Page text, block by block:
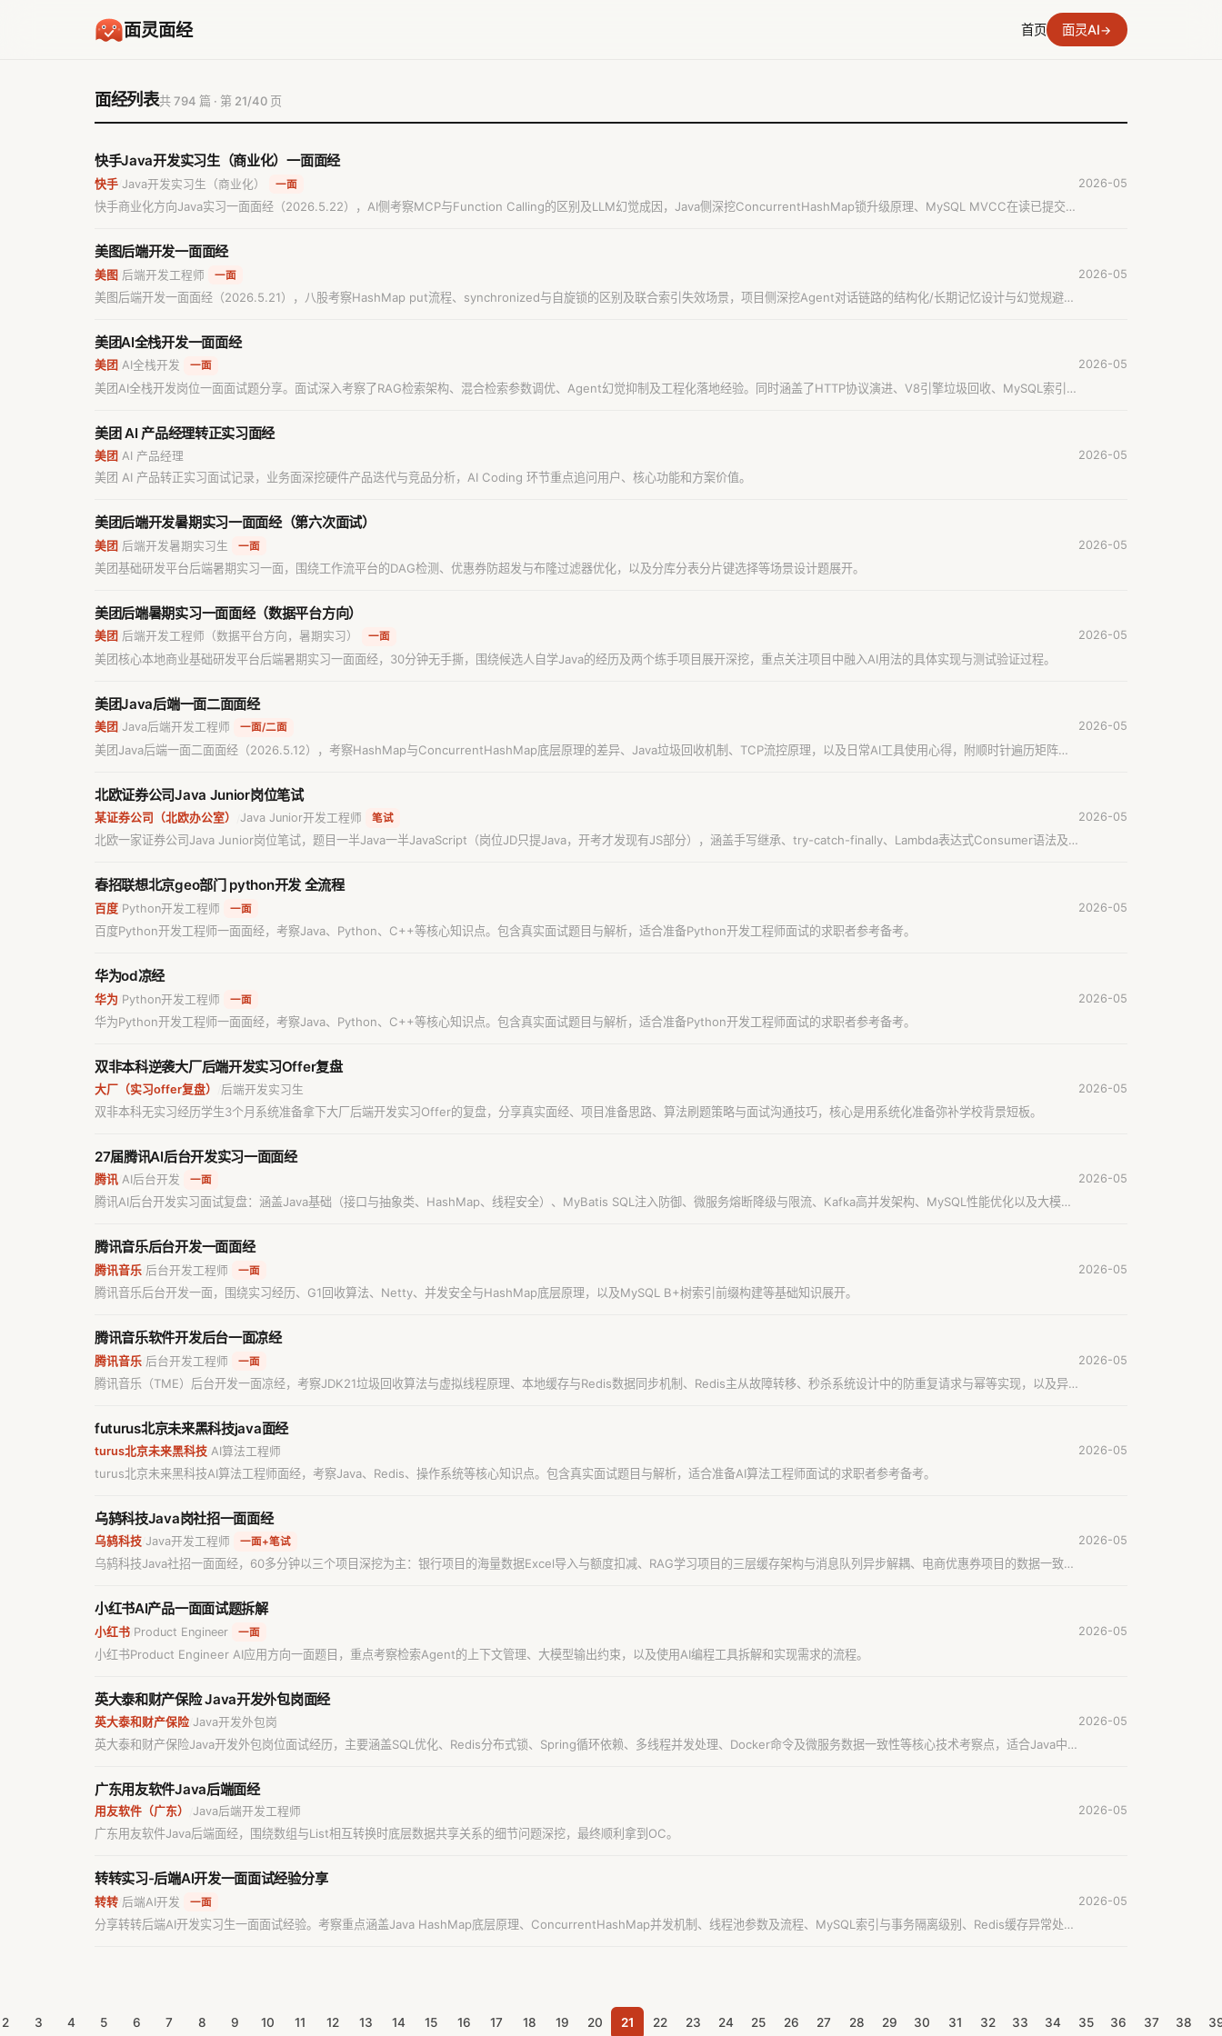
面灵面经 首页 面灵AI→
面经列表共 794 篇 · 第 21/40 页
快手Java开发实习生（商业化）一面面经
快手 Java开发实习生（商业化） 一面
快手商业化方向Java实习一面面经（2026.5.22），AI侧考察MCP与Function Calling的区别及LLM幻觉成因，Java侧深挖ConcurrentHashMap锁升级原理、MySQL MVCC在读已提交与
2026-05
美图后端开发一面面经
美图 后端开发工程师 一面
美图后端开发一面面经（2026.5.21），八股考察HashMap put流程、synchronized与自旋锁的区别及联合索引失效场景，项目侧深挖Agent对话链路的结构化/长期记忆设计与幻觉规避，
2026-05
美团AI全栈开发一面面经
美团 AI全栈开发 一面
美团AI全栈开发岗位一面面试题分享。面试深入考察了RAG检索架构、混合检索参数调优、Agent幻觉抑制及工程化落地经验。同时涵盖了HTTP协议演进、V8引擎垃圾回收、MySQL索引原
2026-05
美团 AI 产品经理转正实习面经
美团 AI 产品经理
美团 AI 产品转正实习面试记录，业务面深挖硬件产品迭代与竞品分析，AI Coding 环节重点追问用户、核心功能和方案价值。
2026-05
美团后端开发暑期实习一面面经（第六次面试）
美团 后端开发暑期实习生 一面
美团基础研发平台后端暑期实习一面，围绕工作流平台的DAG检测、优惠券防超发与布隆过滤器优化，以及分库分表分片键选择等场景设计题展开。
2026-05
美团后端暑期实习一面面经（数据平台方向）
美团 后端开发工程师（数据平台方向，暑期实习） 一面
美团核心本地商业基础研发平台后端暑期实习一面面经，30分钟无手撕，围绕候选人自学Java的经历及两个练手项目展开深挖，重点关注项目中融入AI用法的具体实现与测试验证过程。
2026-05
美团Java后端一面二面面经
美团 Java后端开发工程师 一面/二面
美团Java后端一面二面面经（2026.5.12），考察HashMap与ConcurrentHashMap底层原理的差异、Java垃圾回收机制、TCP流控原理，以及日常AI工具使用心得，附顺时针遍历矩阵手
2026-05
北欧证券公司Java Junior岗位笔试
某证券公司（北欧办公室） Java Junior开发工程师 笔试
北欧一家证券公司Java Junior岗位笔试，题目一半Java一半JavaScript（岗位JD只提Java，开考才发现有JS部分），涵盖手写继承、try-catch-finally、Lambda表达式Consumer语法及
2026-05
春招联想北京geo部门 python开发 全流程
百度 Python开发工程师 一面
百度Python开发工程师一面面经，考察Java、Python、C++等核心知识点。包含真实面试题目与解析，适合准备Python开发工程师面试的求职者参考备考。
2026-05
华为od凉经
华为 Python开发工程师 一面
华为Python开发工程师一面面经，考察Java、Python、C++等核心知识点。包含真实面试题目与解析，适合准备Python开发工程师面试的求职者参考备考。
2026-05
双非本科逆袭大厂后端开发实习Offer复盘
大厂（实习offer复盘） 后端开发实习生
双非本科无实习经历学生3个月系统准备拿下大厂后端开发实习Offer的复盘，分享真实面经、项目准备思路、算法刷题策略与面试沟通技巧，核心是用系统化准备弥补学校背景短板。
2026-05
27届腾讯AI后台开发实习一面面经
腾讯 AI后台开发 一面
腾讯AI后台开发实习面试复盘：涵盖Java基础（接口与抽象类、HashMap、线程安全）、MyBatis SQL注入防御、微服务熔断降级与限流、Kafka高并发架构、MySQL性能优化以及大模型
2026-05
腾讯音乐后台开发一面面经
腾讯音乐 后台开发工程师 一面
腾讯音乐后台开发一面，围绕实习经历、G1回收算法、Netty、并发安全与HashMap底层原理，以及MySQL B+树索引前缀构建等基础知识展开。
2026-05
腾讯音乐软件开发后台一面凉经
腾讯音乐 后台开发工程师 一面
腾讯音乐（TME）后台开发一面凉经，考察JDK21垃圾回收算法与虚拟线程原理、本地缓存与Redis数据同步机制、Redis主从故障转移、秒杀系统设计中的防重复请求与幂等实现，以及异
2026-05
futurus北京未来黑科技java面经
turus北京未来黑科技 AI算法工程师
turus北京未来黑科技AI算法工程师面经，考察Java、Redis、操作系统等核心知识点。包含真实面试题目与解析，适合准备AI算法工程师面试的求职者参考备考。
2026-05
乌鸫科技Java岗社招一面面经
乌鸫科技 Java开发工程师 一面+笔试
乌鸫科技Java社招一面面经，60多分钟以三个项目深挖为主：银行项目的海量数据Excel导入与额度扣减、RAG学习项目的三层缓存架构与消息队列异步解耦、电商优惠券项目的数据一致性
2026-05
小红书AI产品一面面试题拆解
小红书 Product Engineer 一面
小红书Product Engineer AI应用方向一面题目，重点考察检索Agent的上下文管理、大模型输出约束，以及使用AI编程工具拆解和实现需求的流程。
2026-05
英大泰和财产保险 Java开发外包岗面经
英大泰和财产保险 Java开发外包岗
英大泰和财产保险Java开发外包岗位面试经历，主要涵盖SQL优化、Redis分布式锁、Spring循环依赖、多线程并发处理、Docker命令及微服务数据一致性等核心技术考察点，适合Java中
2026-05
广东用友软件Java后端面经
用友软件（广东） Java后端开发工程师
广东用友软件Java后端面经，围绕数组与List相互转换时底层数据共享关系的细节问题深挖，最终顺利拿到OC。
2026-05
转转实习-后端AI开发一面面试经验分享
转转 后端AI开发 一面
分享转转后端AI开发实习生一面面试经验。考察重点涵盖Java HashMap底层原理、ConcurrentHashMap并发机制、线程池参数及流程、MySQL索引与事务隔离级别、Redis缓存异常处
2026-05
2 3 4 5 6 7 8 9 10 11 12 13 14 15 16 17 18 19 20 21 22 23 24 25 26 27 28 29 30 31 32 33 34 35 36 37 38